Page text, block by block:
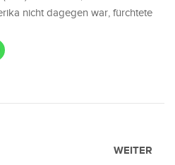
nicht dagegen war, fürchtete
WEITER